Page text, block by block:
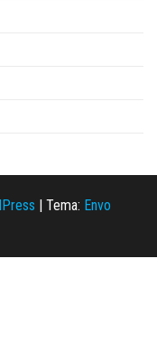
Tema: Envo